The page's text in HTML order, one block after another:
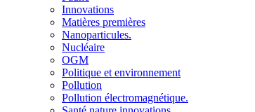
Innovations
Matières premières
Nanoparticules.
Nucléaire
OGM
Politique et environnement
Pollution
Pollution électromagnétique.